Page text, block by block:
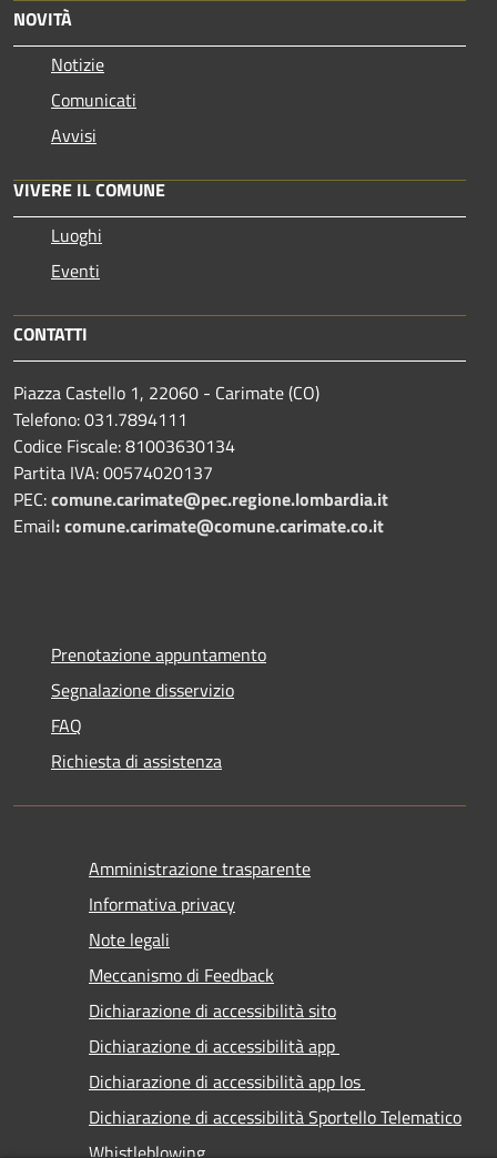
NOVITÀ
Notizie
Comunicati
Avvisi
VIVERE IL COMUNE
Luoghi
Eventi
CONTATTI
Piazza Castello 1, 22060 - Carimate (CO)
Telefono: 031.7894111
Codice Fiscale: 81003630134
Partita IVA: 00574020137
PEC:comune.carimate@pec.regione.lombardia.it
Email:comune.carimate@comune.carimate.co.it
Prenotazione appuntamento
Segnalazione disservizio
FAQ
Richiesta di assistenza
Amministrazione trasparente
Informativa privacy
Note legali
Meccanismo di Feedback
Dichiarazione di accessibilità sito
Dichiarazione di accessibilità app
Dichiarazione di accessibilità app Ios
Dichiarazione di accessibilità Sportello Telematico
Whistleblowing